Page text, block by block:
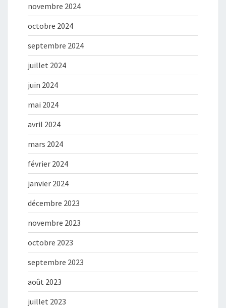
novembre 2024
octobre 2024
septembre 2024
juillet 2024
juin 2024
mai 2024
avril 2024
mars 2024
février 2024
janvier 2024
décembre 2023
novembre 2023
octobre 2023
septembre 2023
août 2023
juillet 2023